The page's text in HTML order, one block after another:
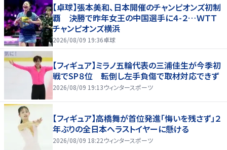
【卓球】張本美和、日本開催のチャンピオンズ初制
覇 決勝で昨年女王の中国選手に４-２…ＷＴＴ
チャンピオンズ横浜
2026/08/09 19:36卓球
【フィギュア】ミラノ五輪代表の三浦佳生が今季初
戦でSP８位 転倒し左手負傷で取材対応できず
2026/08/09 19:13ウィンタースポーツ
【フィギュア】高橋舞が首位発進「悔いを残さず」２
年ぶりの全日本へラストイヤーに懸ける
2026/08/09 18:22ウィンタースポーツ